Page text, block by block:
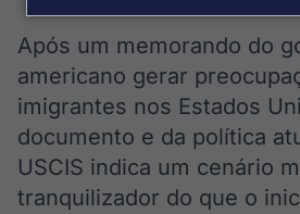
Tudo
Após um memorando do
americano gerar
imigrantes nos Estados
documento e da política
USCIS indica um cenário
tranquilizador do que o